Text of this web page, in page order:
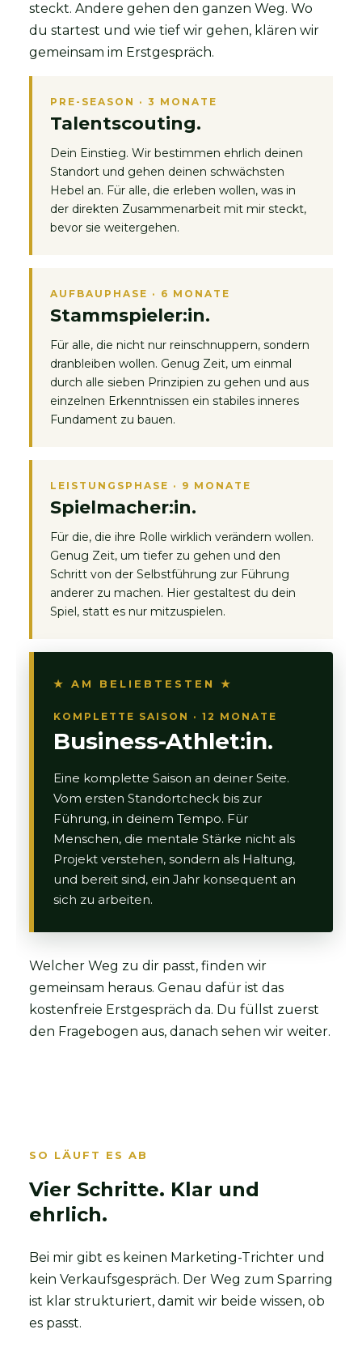
steckt. Andere gehen den ganzen Weg. Wo
du startest und wie tief wir gehen, klären wir
gemeinsam im Erstgespräch.
PRE-SEASON · 3 MONATE
Talentscouting.
Dein Einstieg. Wir bestimmen ehrlich deinen
Standort und gehen deinen schwächsten
Hebel an. Für alle, die erleben wollen, was in
der direkten Zusammenarbeit mit mir steckt,
bevor sie weitergehen.
AUFBAUPHASE · 6 MONATE
Stammspieler:in.
Für alle, die nicht nur reinschnuppern, sondern
dranbleiben wollen. Genug Zeit, um einmal
durch alle sieben Prinzipien zu gehen und aus
einzelnen Erkenntnissen ein stabiles inneres
Fundament zu bauen.
LEISTUNGSPHASE · 9 MONATE
Spielmacher:in.
Für die, die ihre Rolle wirklich verändern wollen.
Genug Zeit, um tiefer zu gehen und den
Schritt von der Selbstführung zur Führung
anderer zu machen. Hier gestaltest du dein
Spiel, statt es nur mitzuspielen.
★ AM BELIEBTESTEN ★
KOMPLETTE SAISON · 12 MONATE
Business-Athlet:in.
Eine komplette Saison an deiner Seite.
Vom ersten Standortcheck bis zur
Führung, in deinem Tempo. Für
Menschen, die mentale Stärke nicht als
Projekt verstehen, sondern als Haltung,
und bereit sind, ein Jahr konsequent an
sich zu arbeiten.
Welcher Weg zu dir passt, finden wir
gemeinsam heraus. Genau dafür ist das
kostenfreie Erstgespräch da. Du füllst zuerst
den Fragebogen aus, danach sehen wir weiter.
SO LÄUFT ES AB
Vier Schritte. Klar und
ehrlich.
Bei mir gibt es keinen Marketing-Trichter und
kein Verkaufsgespräch. Der Weg zum Sparring
ist klar strukturiert, damit wir beide wissen, ob
es passt.